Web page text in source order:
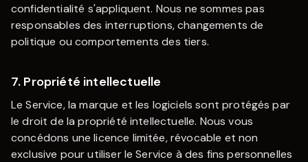
confidentialité s'appliquent. Nous ne sommes pas
responsables des interruptions, changements de
politique ou comportements des tiers.
7. Propriété intellectuelle
Le Service, la marque et les logiciels sont protégés par
le droit de la propriété intellectuelle. Nous vous
concédons une licence limitée, révocable et non
exclusive pour utiliser le Service à des fins personnelles